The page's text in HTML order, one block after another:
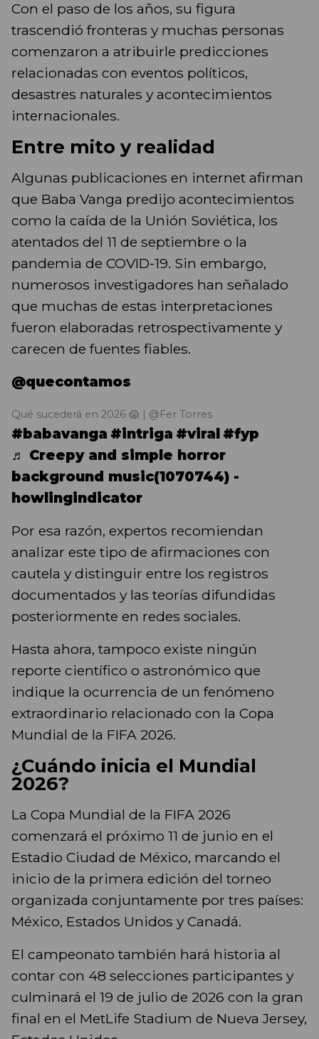
Con el paso de los años, su figura
trascendió fronteras y muchas personas
comenzaron a atribuirle predicciones
relacionadas con eventos políticos,
desastres naturales y acontecimientos
internacionales.
Entre mito y realidad
Algunas publicaciones en internet afirman
que Baba Vanga predijo acontecimientos
como la caída de la Unión Soviética, los
atentados del 11 de septiembre o la
pandemia de COVID-19. Sin embargo,
numerosos investigadores han señalado
que muchas de estas interpretaciones
fueron elaboradas retrospectivamente y
carecen de fuentes fiables.
@quecontamos
Qué sucederá en 2026 😱 | @Fer Torres
#babavanga #intriga #viral #fyp
♬ Creepy and simple horror
background music(1070744) -
howlingindicator
Por esa razón, expertos recomiendan
analizar este tipo de afirmaciones con
cautela y distinguir entre los registros
documentados y las teorías difundidas
posteriormente en redes sociales.
Hasta ahora, tampoco existe ningún
reporte científico o astronómico que
indique la ocurrencia de un fenómeno
extraordinario relacionado con la Copa
Mundial de la FIFA 2026.
¿Cuándo inicia el Mundial
2026?
La Copa Mundial de la FIFA 2026
comenzará el próximo 11 de junio en el
Estadio Ciudad de México, marcando el
inicio de la primera edición del torneo
organizada conjuntamente por tres países:
México, Estados Unidos y Canadá.
El campeonato también hará historia al
contar con 48 selecciones participantes y
culminará el 19 de julio de 2026 con la gran
final en el MetLife Stadium de Nueva Jersey,